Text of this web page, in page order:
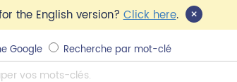
the English version?Click here. ×
Google Recherche par mot-clé